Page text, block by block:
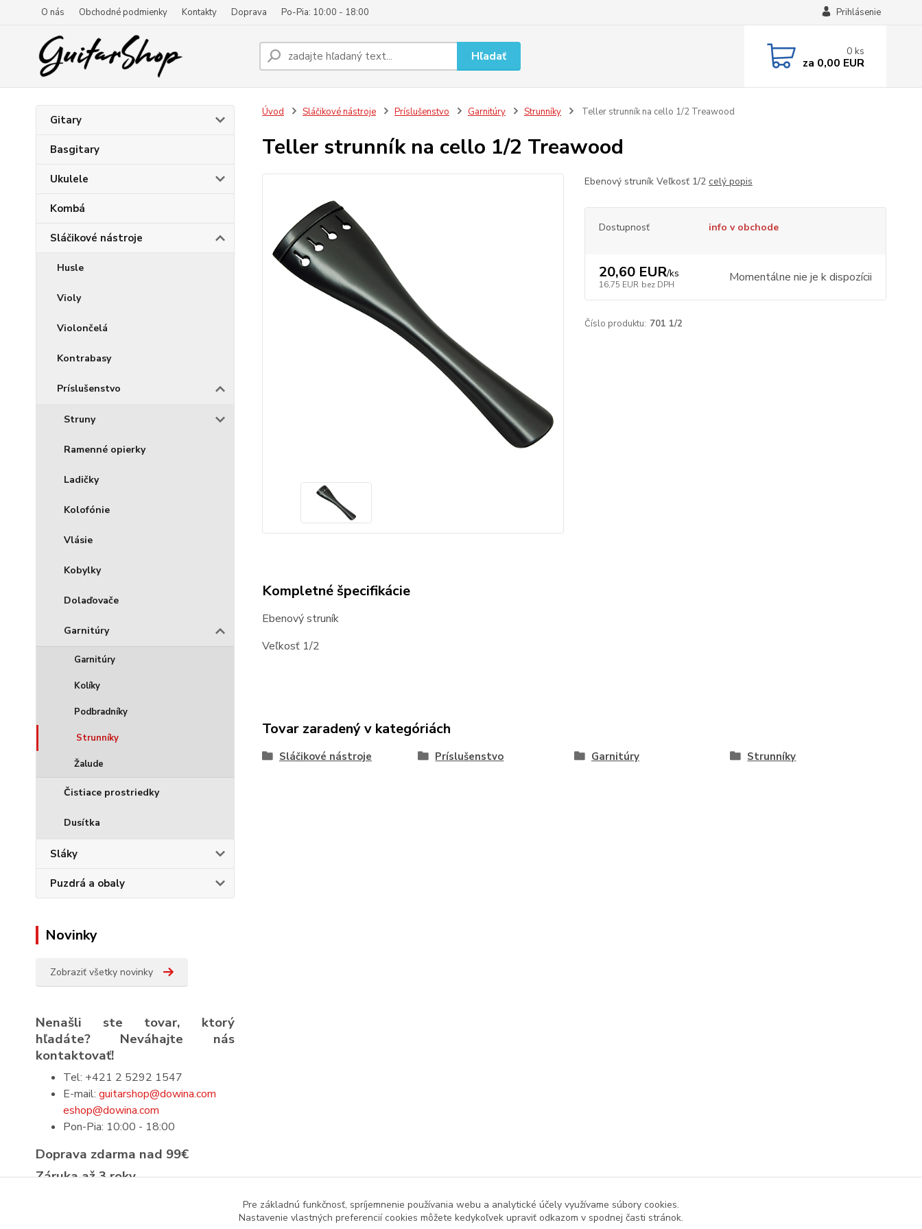
O nás Obchodné podmienky Kontakty Doprava Po-Pia: 10:00 - 18:00 Prihlásenie
Hľadať 0 ks
za 0,00 EUR
Gitary
Basgitary
Ukulele
Kombá
Sláčikové nástroje
Husle
Violy
Violončelá
Kontrabasy
Príslušenstvo
Struny
Ramenné opierky
Ladičky
Kolofónie
Vlásie
Kobylky
Dolaďovače
Garnitúry
Garnitúry
Kolíky
Podbradníky
Strunníky
Žalude
Čistiace prostriedky
Dusítka
Sláky
Puzdrá a obaly
Novinky
Zobraziť všetky novinky
Nenašli ste tovar, ktorý
hľadáte? Neváhajte nás
kontaktovať!
Tel: +421 2 5292 1547
E-mail: guitarshop@dowina.com
eshop@dowina.com
Pon-Pia: 10:00 - 18:00
Doprava zdarma nad 99€
Záruka až 3 roky
Úvod Sláčikové nástroje Príslušenstvo Garnitúry Strunníky Teller strunník na cello 1/2 Treawood
Teller strunník na cello 1/2 Treawood
Ebenový struník Veľkosť 1/2 celý popis
Dostupnosť info v obchode
20,60 EUR/ks
16,75 EUR bez DPH Momentálne nie je k dispozícii
Číslo produktu: 701 1/2
Kompletné špecifikácie
Ebenový struník
Veľkosť 1/2
Tovar zaradený v kategóriách
Sláčikové nástroje Príslušenstvo Garnitúry Strunníky
Pre základnú funkčnosť, spríjemnenie používania webu a analytické účely využívame súbory cookies.
Nastavenie vlastných preferencií cookies môžete kedykoľvek upraviť odkazom v spodnej časti stránok.